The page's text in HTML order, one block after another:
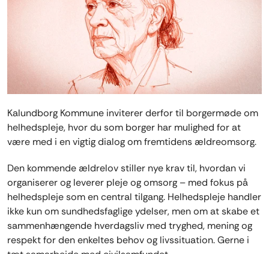
Kalundborg Kommune inviterer derfor til borgermøde om
helhedspleje, hvor du som borger har mulighed for at
være med i en vigtig dialog om fremtidens ældreomsorg.
Den kommende ældrelov stiller nye krav til, hvordan vi
organiserer og leverer pleje og omsorg – med fokus på
helhedspleje som en central tilgang. Helhedspleje handler
ikke kun om sundhedsfaglige ydelser, men om at skabe et
sammenhængende hverdagsliv med tryghed, mening og
respekt for den enkeltes behov og livssituation. Gerne i